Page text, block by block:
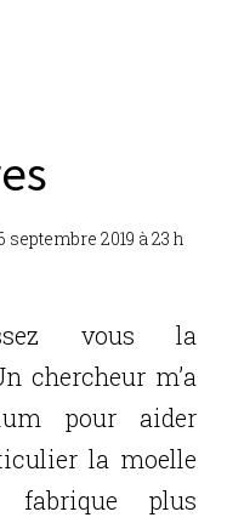
septembre 2019 à 23 h
vous la
chercheur m’a
pour aider
la moelle
plus